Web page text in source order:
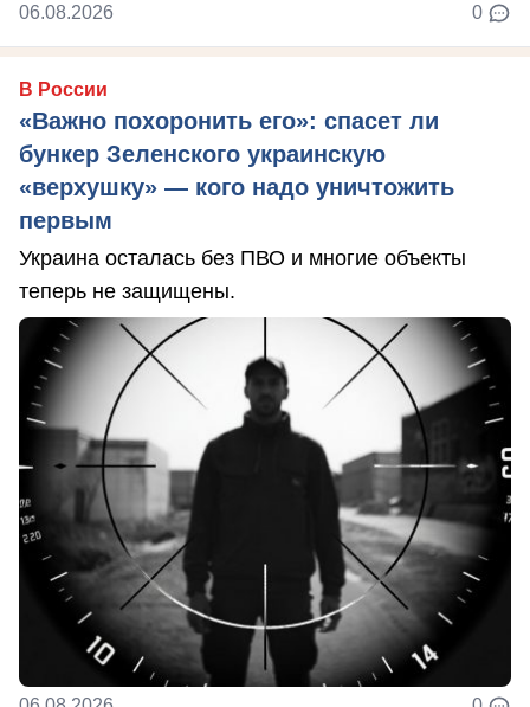
06.08.2026 0
В России
«Важно похоронить его»: спасет ли
бункер Зеленского украинскую
«верхушку» — кого надо уничтожить
первым
Украина осталась без ПВО и многие объекты
теперь не защищены.